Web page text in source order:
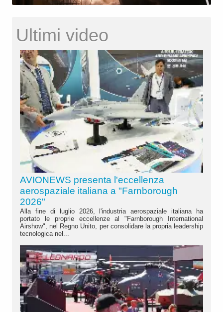
Ultimi video
AVIONEWS presenta l'eccellenza
aerospaziale italiana a "Farnborough
2026"
Alla fine di luglio 2026, l'industria aerospaziale italiana ha
portato le proprie eccellenze al "Farnborough International
Airshow", nel Regno Unito, per consolidare la propria leadership
tecnologica nel...